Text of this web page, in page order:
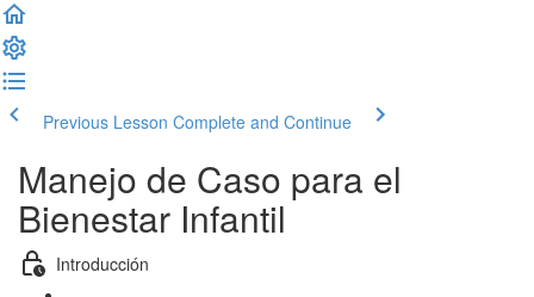
Previous Lesson Complete and Continue
Manejo de Caso para el
Bienestar Infantil
Introducción